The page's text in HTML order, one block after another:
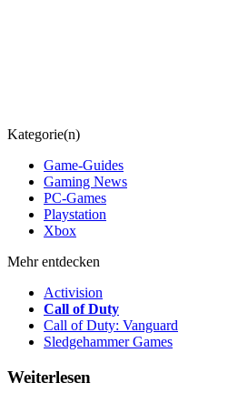
Kategorie(n)
Game-Guides
Gaming News
PC-Games
Playstation
Xbox
Mehr entdecken
Activision
Call of Duty
Call of Duty: Vanguard
Sledgehammer Games
Weiterlesen